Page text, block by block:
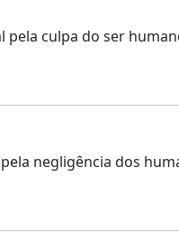
pela culpa do ser
negligência dos